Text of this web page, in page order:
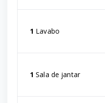
1 Lavabo
1 Sala de jantar